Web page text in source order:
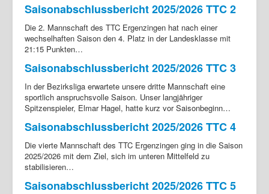
Saisonabschlussbericht 2025/2026 TTC 2
Die 2. Mannschaft des TTC Ergenzingen hat nach einer
wechselhaften Saison den 4. Platz in der Landesklasse mit
21:15 Punkten…
Saisonabschlussbericht 2025/2026 TTC 3
In der Bezirksliga erwartete unsere dritte Mannschaft eine
sportlich anspruchsvolle Saison. Unser langjähriger
Spitzenspieler, Elmar Hagel, hatte kurz vor Saisonbeginn…
Saisonabschlussbericht 2025/2026 TTC 4
Die vierte Mannschaft des TTC Ergenzingen ging in die Saison
2025/2026 mit dem Ziel, sich im unteren Mittelfeld zu
stabilisieren…
Saisonabschlussbericht 2025/2026 TTC 5